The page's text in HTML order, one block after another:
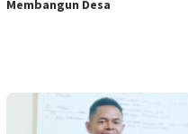
Membangun Desa